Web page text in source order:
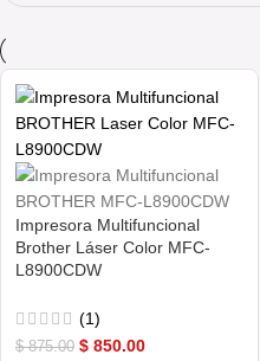
Impresora Multifuncional
Brother Láser Color MFC-
L8900CDW
(1)
$875.00 $ 850.00